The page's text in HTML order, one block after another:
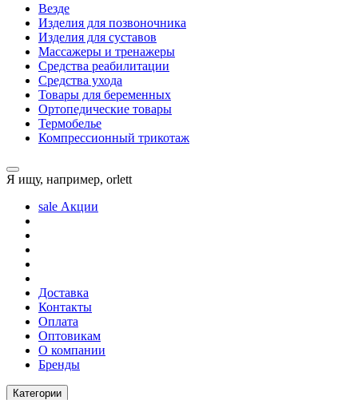
Везде
Изделия для позвоночника
Изделия для суставов
Массажеры и тренажеры
Средства реабилитации
Средства ухода
Товары для беременных
Ортопедические товары
Термобелье
Компрессионный трикотаж
Я ищу, например, orlett
sale Акции
Доставка
Контакты
Оплата
Оптовикам
О компании
Бренды
Категории